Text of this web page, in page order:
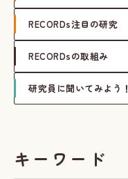
RECORDs注目の研究
RECORDsの取組み
研究員に聞いてみよう！
キーワード